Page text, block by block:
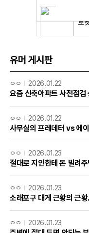
유머 게시판
ㅇㅇ 2026.01.22
요즘 신축아파트 사전점검
ㅇㅇ 2026.01.22
사무실의 프레데터 vs 에
ㅇㅇ 2026.01.23
절대로 지인한테 돈 빌려
ㅇㅇ 2026.01.23
소래포구 대게 근황의 근
ㅇㅇ 2026.01.23